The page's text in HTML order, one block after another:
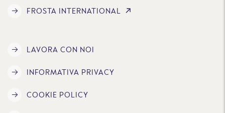
FROSTA INTERNATIONAL
LAVORA CON NOI
INFORMATIVA PRIVACY
COOKIE POLICY